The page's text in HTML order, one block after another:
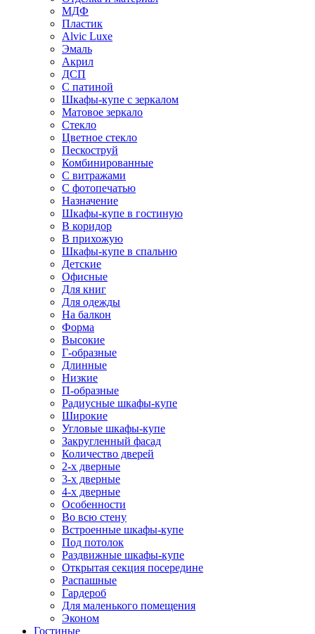
МДФ
Пластик
Alvic Luxe
Эмаль
Акрил
ДСП
С патиной
Шкафы-купе с зеркалом
Матовое зеркало
Стекло
Цветное стекло
Пескоструй
Комбинированные
С витражами
С фотопечатью
Назначение
Шкафы-купе в гостиную
В коридор
В прихожую
Шкафы-купе в спальню
Детские
Офисные
Для книг
Для одежды
На балкон
Форма
Высокие
Г-образные
Длинные
Низкие
П-образные
Радиусные шкафы-купе
Широкие
Угловые шкафы-купе
Закругленный фасад
Количество дверей
2-х дверные
3-х дверные
4-х дверные
Особенности
Во всю стену
Встроенные шкафы-купе
Под потолок
Раздвижные шкафы-купе
Открытая секция посередине
Распашные
Гардероб
Для маленького помещения
Эконом
Гостиные